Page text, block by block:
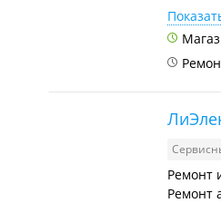
Ремонт
Ремонт